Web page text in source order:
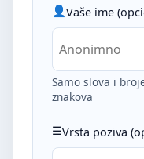
Vaše ime
Samo slova i
znakova
Vrsta poziva